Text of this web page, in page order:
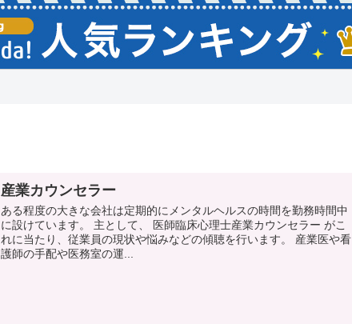
産業カウンセラー
ある程度の大きな会社は定期的にメンタルヘルスの時間を勤務時間中
に設けています。 主として、 医師臨床心理士産業カウンセラー がこ
れに当たり、従業員の現状や悩みなどの傾聴を行います。 産業医や看
護師の手配や医務室の運...